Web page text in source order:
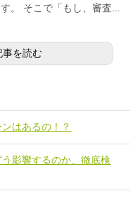
。 そこで「もし、審査...
事を読む
はあるの！？
影響するのか、徹底検